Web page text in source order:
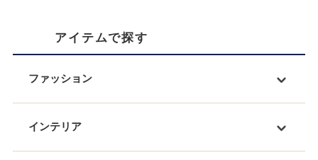
アイテムで探す
ファッション
インテリア